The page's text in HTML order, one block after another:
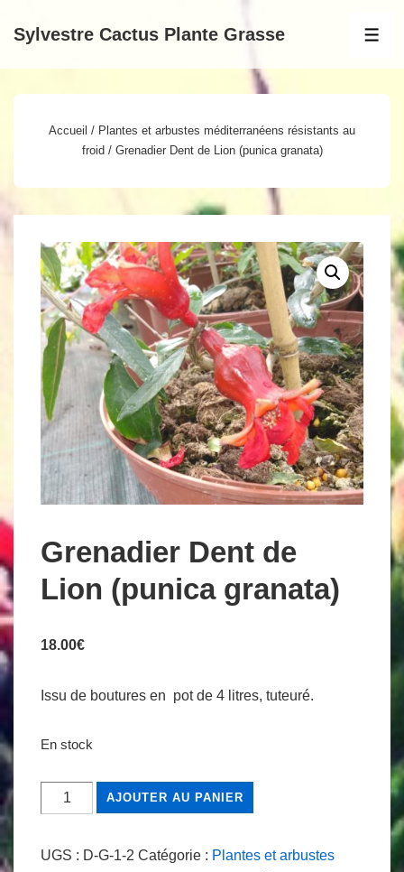
passer
Sylvestre Cactus Plante Grasse
Accueil / Plantes et arbustes méditerranéens résistants au
froid / Grenadier Dent de Lion (punica granata)
Grenadier Dent de
Lion (punica granata)
18.00€
Issu de boutures en pot de 4 litres, tuteuré.
En stock
quantité
de
AJOUTER AU PANIER
UGS : D-G-1-2 Catégorie : Plantes et arbustes